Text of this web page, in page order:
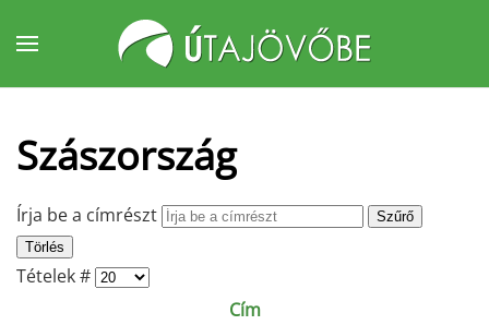
Fő tartalom átugrása
Szászország
Írja be a címrészt
Szűrő
Törlés
Tételek #
Cím